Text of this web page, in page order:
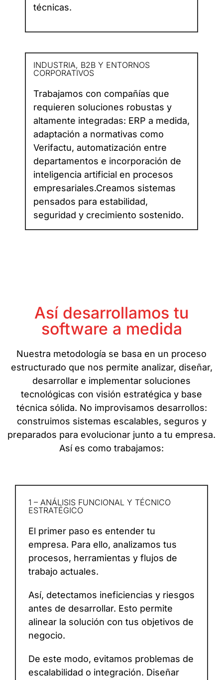
técnicas.
INDUSTRIA, B2B Y ENTORNOS
CORPORATIVOS
Trabajamos con compañías que
requieren soluciones robustas y
altamente integradas: ERP a medida,
adaptación a normativas como
Verifactu, automatización entre
departamentos e incorporación de
inteligencia artificial en procesos
empresariales.Creamos sistemas
pensados para estabilidad,
seguridad y crecimiento sostenido.
Así desarrollamos tu
software a medida
Nuestra metodología se basa en un proceso
estructurado que nos permite analizar, diseñar,
desarrollar e implementar soluciones
tecnológicas con visión estratégica y base
técnica sólida. No improvisamos desarrollos:
construimos sistemas escalables, seguros y
preparados para evolucionar junto a tu empresa.
Así es como trabajamos:
1 – ANÁLISIS FUNCIONAL Y TÉCNICO
ESTRATÉGICO
El primer paso es entender tu
empresa. Para ello, analizamos tus
procesos, herramientas y flujos de
trabajo actuales.
Así, detectamos ineficiencias y riesgos
antes de desarrollar. Esto permite
alinear la solución con tus objetivos de
negocio.
De este modo, evitamos problemas de
escalabilidad o integración. Diseñar